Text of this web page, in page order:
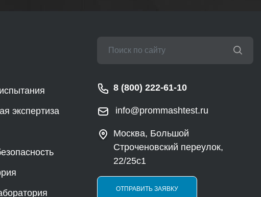
экспертиза
8 (800) 222-61-10
info@prommashtest.ru
Москва, Большой
Строченовский переулок,
22/25с1
ОТПРАВИТЬ ЗАЯВКУ